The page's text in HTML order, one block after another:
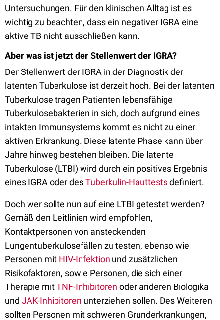
Untersuchungen. Für den klinischen Alltag ist es
wichtig zu beachten, dass ein negativer IGRA eine
aktive TB nicht ausschließen kann.
Aber was ist jetzt der Stellenwert der IGRA?
Der Stellenwert der IGRA in der Diagnostik der
latenten Tuberkulose ist derzeit hoch. Bei der latenten
Tuberkulose tragen Patienten lebensfähige
Tuberkulosebakterien in sich, doch aufgrund eines
intakten Immunsystems kommt es nicht zu einer
aktiven Erkrankung. Diese latente Phase kann über
Jahre hinweg bestehen bleiben. Die latente
Tuberkulose (LTBI) wird durch ein positives Ergebnis
eines IGRA oder desTuberkulin-Hauttestsdefiniert.
Doch wer sollte nun auf eine LTBI getestet werden?
Gemäß den Leitlinien wird empfohlen,
Kontaktpersonen von ansteckenden
Lungentuberkulosefällen zu testen, ebenso wie
Personen mit HIV-Infektion und zusätzlichen
Risikofaktoren, sowie Personen, die sich einer
Therapie mitTNF-Inhibitoren oder anderen Biologika
und JAK-Inhibitoren unterziehen sollen. Des Weiteren
sollten Personen mit schweren Grunderkrankungen,